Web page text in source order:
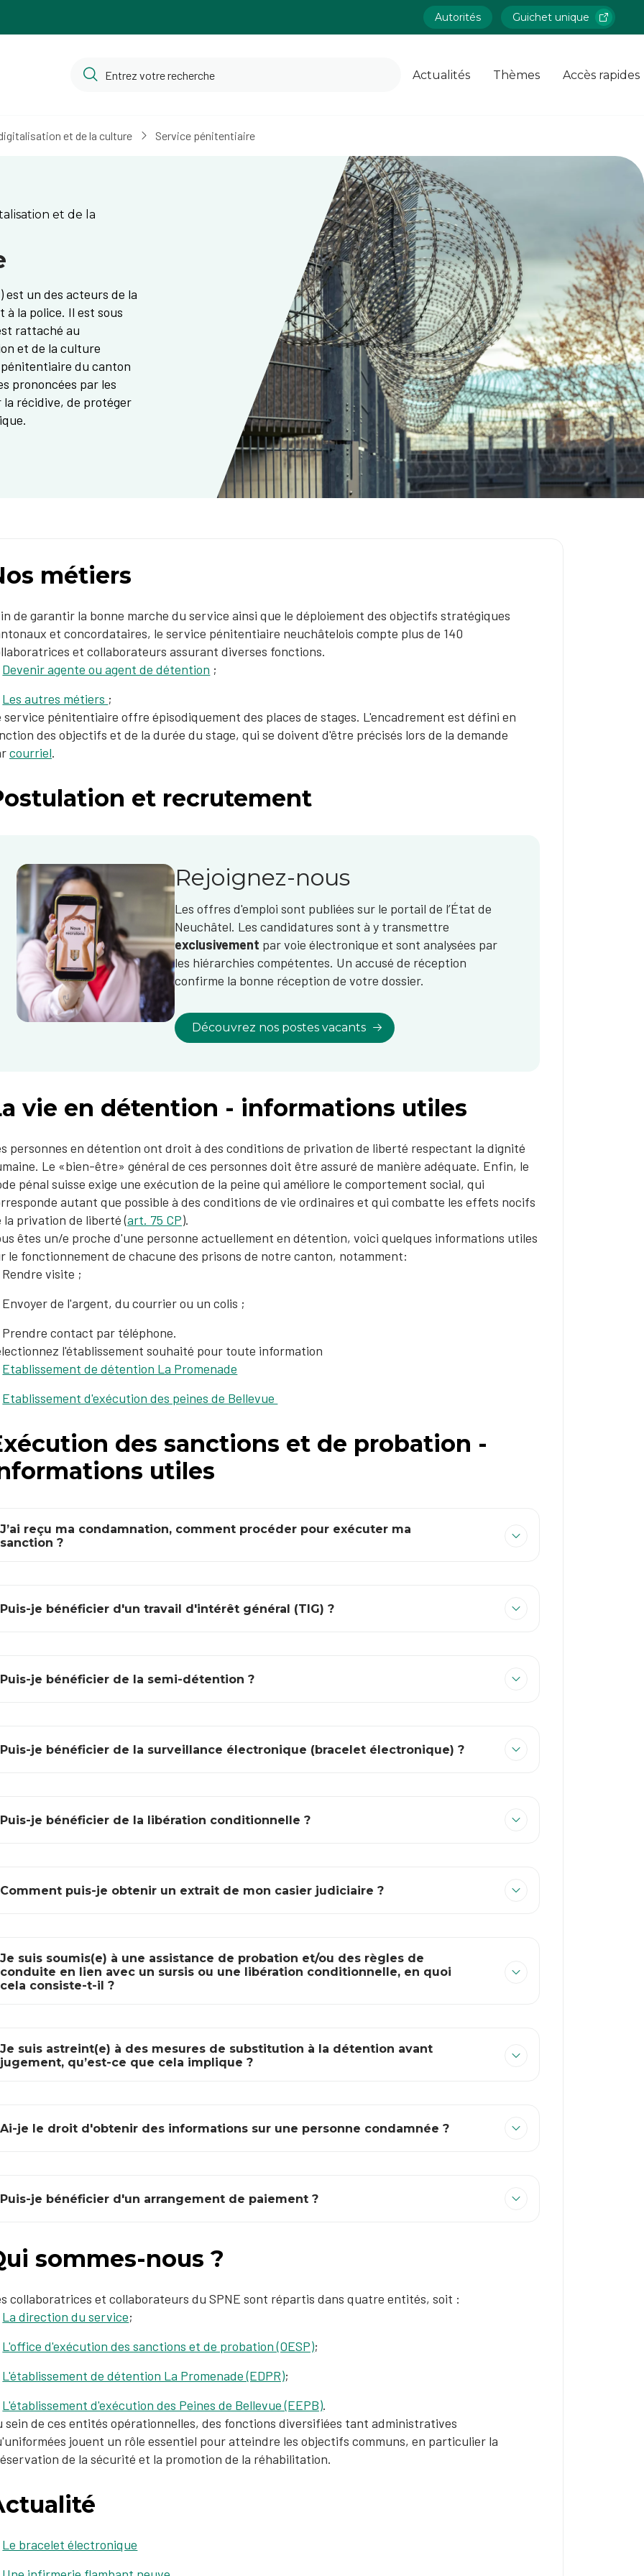
Autorités Guichet unique
Actualités Thèmes Accès rapides
et de la culture Service pénitentiaire
et de la
est un des acteurs de la
à la police. Il est sous
rattaché au
et de la culture
du canton
prononcées par les
récidive, de protéger
métiers
de garantir la bonne marche du service ainsi que le déploiement des objectifs stratégiques
et concordataires, le service pénitentiaire neuchâtelois compte plus de 140
et collaborateurs assurant diverses fonctions.​
Devenir agente ou agent de détention ;
Les autres métiers​ ;
service pénitentiaire offre épisodiquement des places de stages. L'encadrement est défini en
des objectifs et de la durée du stage, qui se doivent d'être précisés lors de la demande
courriel.​
et recrutement
Rejoignez-nous
Les offres d'emploi sont publiées sur le portail de l’État de
Neuchâtel. Les candidatures sont à y transmettre
exclusivement par voie électronique et sont analysées par
les hiérarchies compétentes. Un accusé de réception
confirme la bonne réception de votre dossier.
Découvrez nos postes vacants
vie en détention - informations utiles
personnes en détention ont droit à des conditions de privation de liberté respectant la dignité
Le «bien-être» général de ces personnes doit être assuré de manière adéquate. Enfin, le
pénal suisse exige une exécution de la peine qui améliore le comportement social​, qui
autant que possible à des conditions de vie ordinaires et qui combatte les effets nocifs
la privation de liberté (art. 75 CP).​
êtes un/e proche d'une personne actuellement en détention, voici quelques informations utiles
le fonctionnement de chac​une des prisons de notre canton, notamment:
Rendre visite ;
Envoyer de l'argent, du courrier ou un colis ;
​Prendre contact par téléphone.
l'établissement souhaité pour toute information
Etablissement de détention La Promenade
Etablissement d'exécution des peines de Bellevue​
des sanctions et de probation -
utiles
J’ai reçu ma condamnation, comment procéder pour exécuter ma
sanction ?
Puis-je bénéficier d'un travail d'intérêt général (TIG) ?
Puis-je bénéficier de la semi-détention ?
Puis-je bénéficier de la surveillance électronique (bracelet électronique) ?
Puis-je bénéficier de la libération conditionnelle ?
Comment puis-je obtenir un extrait de mon casier judiciaire ?
Je suis soumis(e) à une assistance de probation et/ou des règles de
conduite en lien avec un sursis ou une libération conditionnelle, en quoi
cela consiste-t-il ?
Je suis astreint(e) à des mesures de substitution à la détention avant
jugement, qu’est-ce que cela implique ?
Ai-je le droit d'obtenir des informations sur une personne condamnée ?
Puis-je bénéficier d'un arrangement de paiement ?
sommes-nous ?
collaboratrices et collaborateurs du SPNE sont répartis dans quatre entités, soit :
La direction du service;
L'office d'exécution des sanctions et de probation (OESP);
L'établissement de détention La Promenade (EDPR);​
L'établissement d'exécution des Peines de Bellevue (EEPB).
sein de ces entités opérationnelles, des fonctions diversifiées tant administratives
jouent un rôle essentiel pour atteindre les objectifs communs, en particulier la
de la sécurité et la promotion de la réhabilitation.
Le bracelet électronique